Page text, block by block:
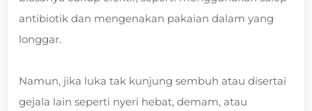
antibiotik dan mengenakan pakaian dalam yang
longgar.
Namun, jika luka tak kunjung sembuh atau disertai
gejala lain seperti nyeri hebat, demam, atau